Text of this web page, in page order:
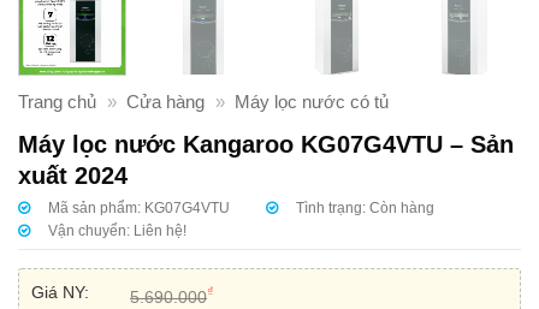
Trang chủ » Cửa hàng » Máy lọc nước có tủ
Máy lọc nước Kangaroo KG07G4VTU – Sản
xuất 2024
Mã sản phẩm: KG07G4VTU Tình trạng:Còn hàng
Vận chuyển: Liên hệ!
Giá NY: 5.690.000₫